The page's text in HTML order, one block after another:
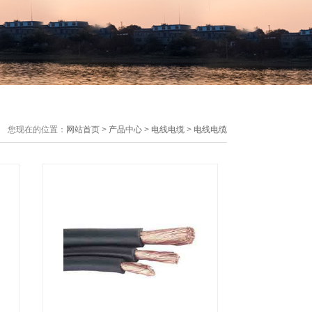
您现在的位置： 网站首页 > 产品中心 > 电线电缆 > 电线电缆